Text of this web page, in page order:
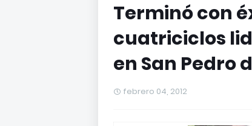
Terminó con
cuatriciclos
en San Pedro
febrero 04, 2012